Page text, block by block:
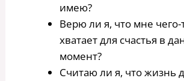
имею?
Верю ли я, что мне чего-
хватает для счастья в
момент?
Считаю ли я, что жизнь